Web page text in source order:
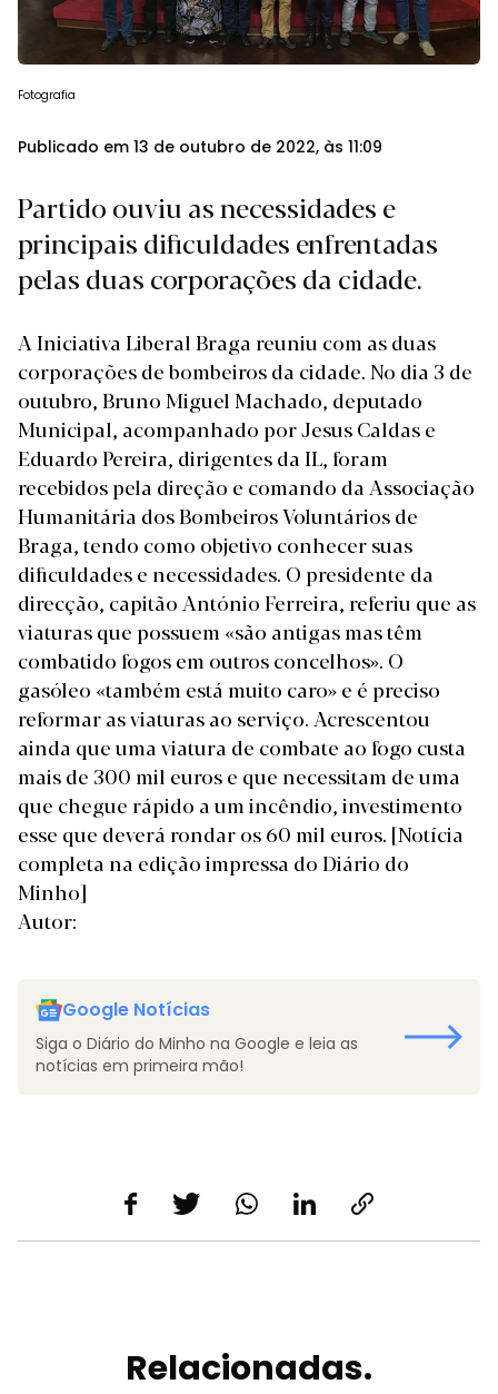
Fotografia
Publicado em 13 de outubro de 2022, às 11:09
Partido ouviu as necessidades e
principais dificuldades enfrentadas
pelas duas corporações da cidade.
A Iniciativa Liberal Braga reuniu com as duas
corporações de bombeiros da cidade. No dia 3 de
outubro, Bruno Miguel Machado, deputado
Municipal, acompanhado por Jesus Caldas e
Eduardo Pereira, dirigentes da IL, foram
recebidos pela direção e comando da Associação
Humanitária dos Bombeiros Voluntários de
Braga, tendo como objetivo conhecer suas
dificuldades e necessidades. O presidente da
direcção, capitão António Ferreira, referiu que as
viaturas que possuem «são antigas mas têm
combatido fogos em outros concelhos». O
gasóleo «também está muito caro» e é preciso
reformar as viaturas ao serviço. Acrescentou
ainda que uma viatura de combate ao fogo custa
mais de 300 mil euros e que necessitam de uma
que chegue rápido a um incêndio, investimento
esse que deverá rondar os 60 mil euros. [Notícia
completa na edição impressa do Diário do
Minho]
Autor:
Google Notícias
Siga o Diário do Minho na Google e leia as
notícias em primeira mão!
Relacionadas.